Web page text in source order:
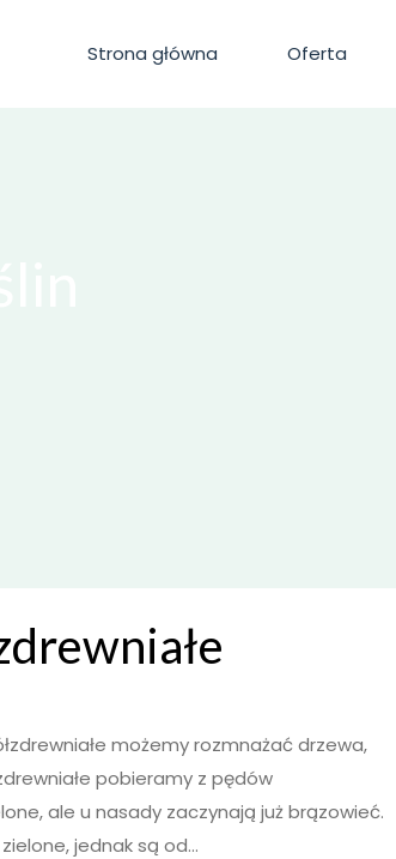
Strona główna Oferta
możemy rozmnażać drzewa,
pobieramy z pędów
ale u nasady zaczynają już brązowieć.
jednak są od...